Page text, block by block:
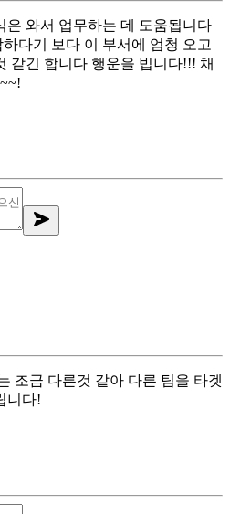
은 와서 업무하는 데 도움됩니다
다기 보다 이 부서에 엄청 오고
같긴 합니다 행운을 빕니다!!! 채
조금 다른것 같아 다른 팀을 타겟
니다!